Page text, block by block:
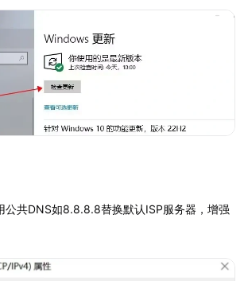
公共DNS如8.8.8.8替换默认ISP服务器，增强